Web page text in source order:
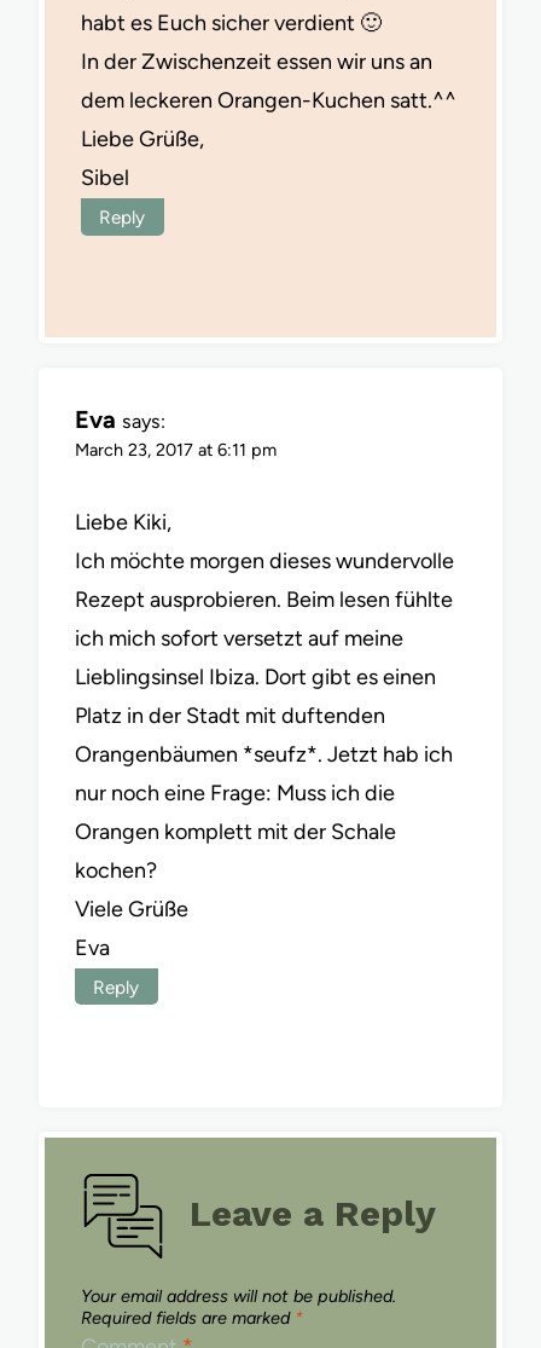
habt es Euch sicher verdient 🙂
In der Zwischenzeit essen wir uns an
dem leckeren Orangen-Kuchen satt.^^
Liebe Grüße,
Sibel
Reply
Eva says:
March 23, 2017 at 6:11 pm
Liebe Kiki,
Ich möchte morgen dieses wundervolle
Rezept ausprobieren. Beim lesen fühlte
ich mich sofort versetzt auf meine
Lieblingsinsel Ibiza. Dort gibt es einen
Platz in der Stadt mit duftenden
Orangenbäumen *seufz*. Jetzt hab ich
nur noch eine Frage: Muss ich die
Orangen komplett mit der Schale
kochen?
Viele Grüße
Eva
Reply
Leave a Reply
Your email address will not be published.
Required fields are marked *